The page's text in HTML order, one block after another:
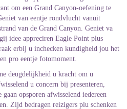
om een Grand Canyon-oefening te
van eentje rondvlucht vanuit
van de Grand Canyon. Geniet va
idee appreciren Eagle Point plus
erbij u inchecken kundigheid jou het
pro eentje fotomoment.
deugdelijkheid u kracht om u
u concern bij presenteren,
opsporen afwisselend iedereen
Zijd bedragen reizigers plu schenken